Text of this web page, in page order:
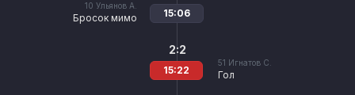
10 Ульянов А.
Бросок мимо 15:06
51 Игнатов С.
Гол
2:2
15:22